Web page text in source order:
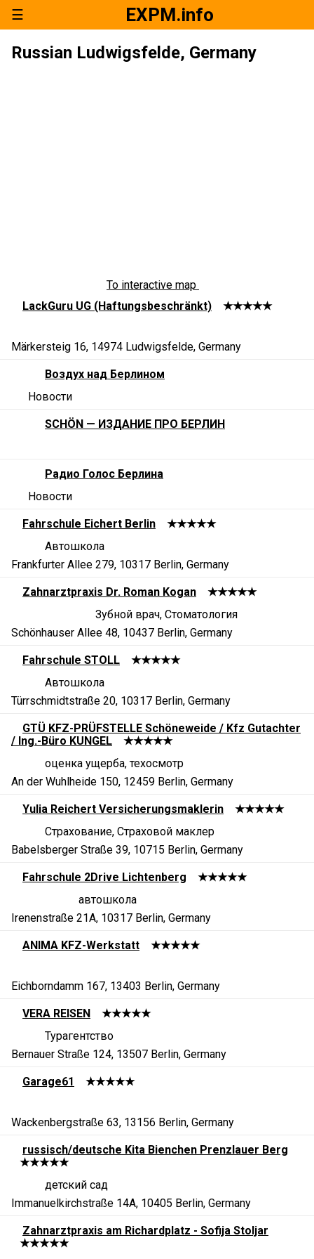
☰ EXPM.info
Russian Ludwigsfelde, Germany
To interactive map
LackGuru UG (Haftungsbeschränkt)
★★★★★
Märkersteig 16, 14974 Ludwigsfelde, Germany
Воздух над Берлином
Новости
SCHÖN — ИЗДАНИЕ ПРО БЕРЛИН
Радио Голос Берлина
Новости
Fahrschule Eichert Berlin
★★★★★
Автошкола
Frankfurter Allee 279, 10317 Berlin, Germany
Zahnarztpraxis Dr. Roman Kogan
★★★★★
Зубной врач, Стоматология
Schönhauser Allee 48, 10437 Berlin, Germany
Fahrschule STOLL
★★★★★
Автошкола
Türrschmidtstraße 20, 10317 Berlin, Germany
GTÜ KFZ-PRÜFSTELLE Schöneweide / Kfz Gutachter
/ Ing.-Büro KUNGEL
★★★★★
оценка ущерба, техосмотр
An der Wuhlheide 150, 12459 Berlin, Germany
Yulia Reichert Versicherungsmaklerin
★★★★★
Страхование, Страховой маклер
Babelsberger Straße 39, 10715 Berlin, Germany
Fahrschule 2Drive Lichtenberg
★★★★★
автошкола
Irenenstraße 21A, 10317 Berlin, Germany
ANIMA KFZ-Werkstatt ★★★★★
Eichborndamm 167, 13403 Berlin, Germany
VERA REISEN
★★★★★
Турагентство
Bernauer Straße 124, 13507 Berlin, Germany
Garage61 ★★★★★
Wackenbergstraße 63, 13156 Berlin, Germany
russisch/deutsche Kita Bienchen Prenzlauer Berg
★★★★★
детский сад
Immanuelkirchstraße 14A, 10405 Berlin, Germany
Zahnarztpraxis am Richardplatz - Sofija Stoljar
★★★★★